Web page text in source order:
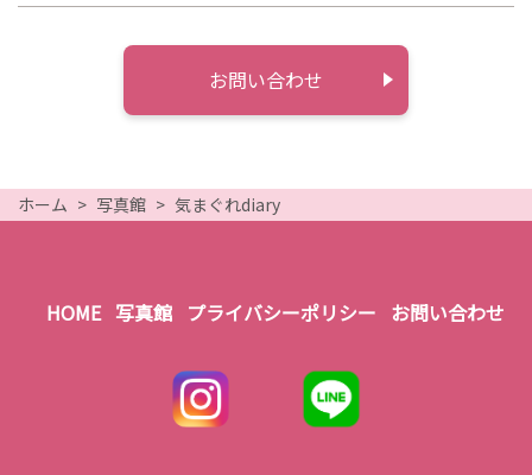
お問い合わせ
ホーム 写真館 気まぐれdiary
HOME 写真館 プライバシーポリシー お問い合わせ